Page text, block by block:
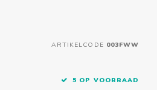
ARTIKELCODE 003FWW
5 OP VOORRAAD